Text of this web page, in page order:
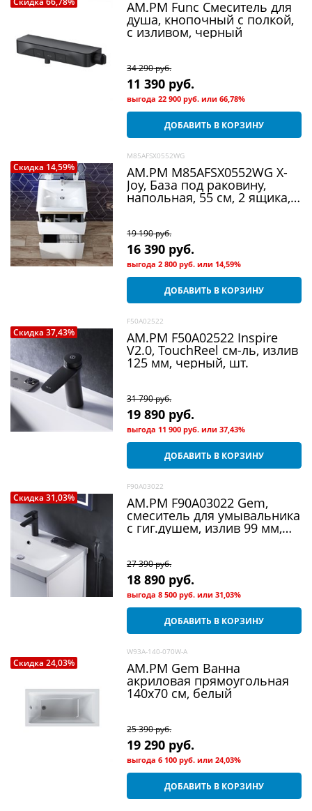
AM.PM Func Смеситель для
душа, кнопочный с полкой,
с изливом, черный
34 290 руб.
11 390 руб.
выгода22 900 руб. или66,78%
ДОБАВИТЬ В КОРЗИНУ
Скидка 14,59%
M85AFSX0552WG
AM.PM M85AFSX0552WG X-
Joy, База под раковину,
напольная, 55 см, 2 ящика,
19 190 руб.
16 390 руб.
выгода2 800 руб. или 14,59%
ДОБАВИТЬ В КОРЗИНУ
Скидка 37,43%
F50A02522
AM.PM F50A02522 Inspire
V2.0, TouchReel см-ль, излив
125 мм, черный, шт.
31 790 руб.
19 890 руб.
выгода 11 900 руб. или37,43%
ДОБАВИТЬ В КОРЗИНУ
Скидка 31,03%
F90A03022
AM.PM F90A03022 Gem,
смеситель для умывальника
с гиг.душем, излив 99 мм,
27 390 руб.
18 890 руб.
выгода8 500 руб. или31,03%
ДОБАВИТЬ В КОРЗИНУ
Скидка 24,03%
W93A-140-070W-A
AM.PM Gem Ванна
акриловая прямоугольная
140х70 см, белый
25 390 руб.
19 290 руб.
выгода6 100 руб. или24,03%
ДОБАВИТЬ В КОРЗИНУ